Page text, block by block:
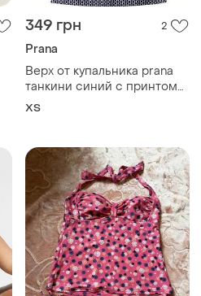
349 грн 2
Prana
Верх от купальника prana
танкини синий с принтом
индиго xs
ХS